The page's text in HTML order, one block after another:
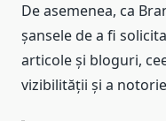
De asemenea, ca
șansele de a fi
articole și bloguri,
vizibilității și a